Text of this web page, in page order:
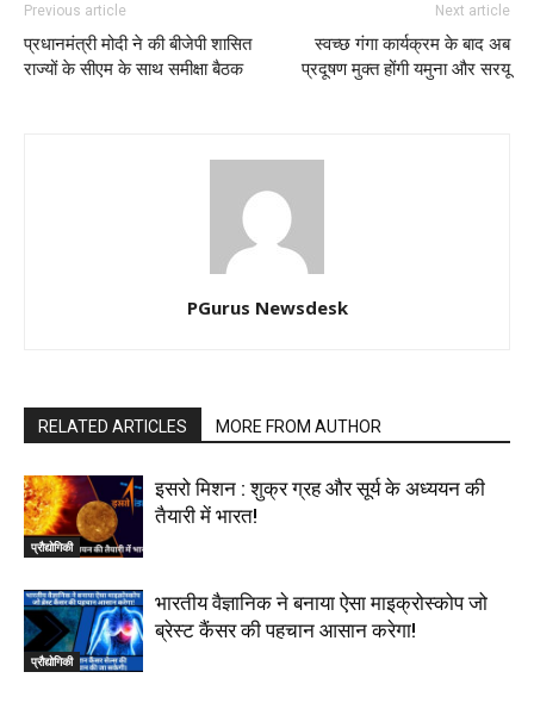
Previous article
प्रधानमंत्री मोदी ने की बीजेपी शासित
राज्यों के सीएम के साथ समीक्षा बैठक
Next article
स्वच्छ गंगा कार्यक्रम के बाद अब
प्रदूषण मुक्त होंगी यमुना और सरयू
PGurus Newsdesk
RELATED ARTICLES MORE FROM AUTHOR
प्रौद्योगिकी
इसरो मिशन : शुक्र ग्रह और सूर्य के अध्ययन की
तैयारी में भारत!
प्रौद्योगिकी
भारतीय वैज्ञानिक ने बनाया ऐसा माइक्रोस्कोप जो
ब्रेस्ट कैंसर की पहचान आसान करेगा!